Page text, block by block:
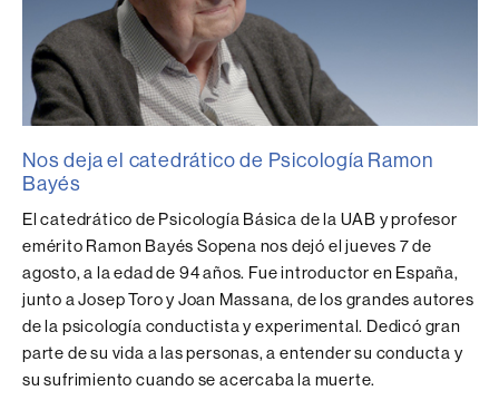
Nos deja el catedrático de Psicología Ramon
Bayés
El catedrático de Psicología Básica de la UAB y profesor
emérito Ramon Bayés Sopena nos dejó el jueves 7 de
agosto, a la edad de 94 años. Fue introductor en España,
junto a Josep Toro y Joan Massana, de los grandes autores
de la psicología conductista y experimental. Dedicó gran
parte de su vida a las personas, a entender su conducta y
su sufrimiento cuando se acercaba la muerte.